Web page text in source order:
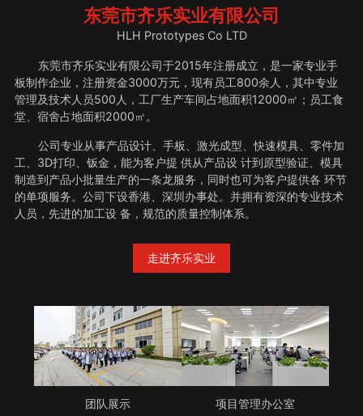
东莞市齐乐实业有限公司
HLH Prototypes Co LTD
东莞市齐乐实业有限公司于2015年注册成立，是一家专业手
板制作企业，注册资金3000万元，现有员工800余人，其中专业
管理及技术人员500人，工厂生产车间占地面积12000㎡；员工食
堂、宿舍占地面积2000㎡。
公司专业从事产品设计、手板、激光成型、快速模具、零件加
工、3D打印、钣金，能为客户提 供从产品设 计到原型验证、模具
制造到产品小批量生产的一条龙服务，同时也可为客户提供各 环节
的单项服务。公司下设香港、深圳办事处。并拥有资深的专业技术
人员，先进的加工设 备，规范的质量控制体系。
走进齐乐实业
团队展示 项目管理办公室